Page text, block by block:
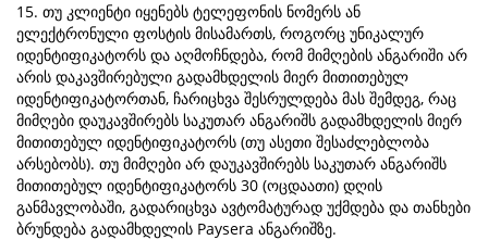
15. თუ კლიენტი იყენებს ტელეფონის ნომერს ან
ელექტრონული ფოსტის მისამართს, როგორც უნიკალურ
იდენტიფიკატორს და აღმოჩნდება, რომ მიმღების ანგარიში არ
არის დაკავშირებული გადამხდელის მიერ მითითებულ
იდენტიფიკატორთან, ჩარიცხვა შესრულდება მას შემდეგ, რაც
მიმღები დაუკავშირებს საკუთარ ანგარიშს გადამხდელის მიერ
მითითებულ იდენტიფიკატორს (თუ ასეთი შესაძლებლობა
არსებობს). თუ მიმღები არ დაუკავშირებს საკუთარ ანგარიშს
მითითებულ იდენტიფიკატორს 30 (ოცდაათი) დღის
განმავლობაში, გადარიცხვა ავტომატურად უქმდება და თანხები
ბრუნდება გადამხდელის Paysera ანგარიშზე.